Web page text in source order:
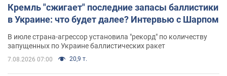
Кремль "сжигает" последние запасы баллистики
в Украине: что будет далее? Интервью с Шарпом
В июле страна-агрессор установила "рекорд" по количеству
запущенных по Украине баллистических ракет
7.08.2026 07:00 20,9 т.